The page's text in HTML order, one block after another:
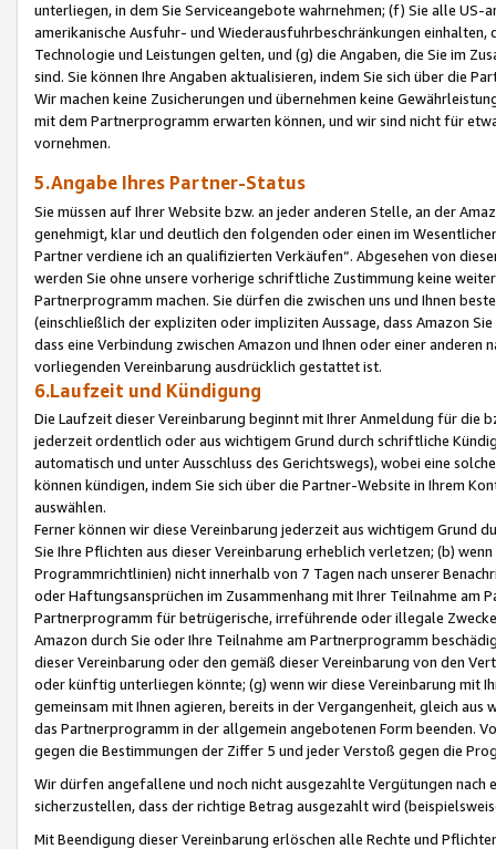
unterliegen, in dem Sie Serviceangebote wahrnehmen; (f) Sie alle
amerikanische Ausfuhr- und Wiederausfuhrbeschränkungen
Technologie und Leistungen gelten, und (g) die Angaben, die Sie im
sind. Sie können Ihre Angaben aktualisieren, indem Sie sich über die
Wir machen keine Zusicherungen und übernehmen keine
mit dem Partnerprogramm erwarten können, und wir sind nicht für
vornehmen.
5.Angabe Ihres Partner-Status
Sie müssen auf Ihrer Website bzw. an jeder anderen Stelle, an der
genehmigt, klar und deutlich den folgenden oder einen im
Partner verdiene ich an qualifizierten Verkäufen“. Abgesehen von
werden Sie ohne unsere vorherige schriftliche Zustimmung keine
Partnerprogramm machen. Sie dürfen die zwischen uns und Ihnen
(einschließlich der expliziten oder impliziten Aussage, dass Amazon
dass eine Verbindung zwischen Amazon und Ihnen oder einer
vorliegenden Vereinbarung ausdrücklich gestattet ist.
6.Laufzeit und Kündigung
Die Laufzeit dieser Vereinbarung beginnt mit Ihrer Anmeldung für die
jederzeit ordentlich oder aus wichtigem Grund durch schriftliche
automatisch und unter Ausschluss des Gerichtswegs), wobei eine
können kündigen, indem Sie sich über die Partner-Website in Ihrem
auswählen.
Ferner können wir diese Vereinbarung jederzeit aus wichtigem Grund
Sie Ihre Pflichten aus dieser Vereinbarung erheblich verletzen; (b)
Programmrichtlinien) nicht innerhalb von 7 Tagen nach unserer
oder Haftungsansprüchen im Zusammenhang mit Ihrer Teilnahme am
Partnerprogramm für betrügerische, irreführende oder illegale
Amazon durch Sie oder Ihre Teilnahme am Partnerprogramm
dieser Vereinbarung oder den gemäß dieser Vereinbarung von den
oder künftig unterliegen könnte; (g) wenn wir diese Vereinbarung mit
gemeinsam mit Ihnen agieren, bereits in der Vergangenheit, gleich
das Partnerprogramm in der allgemein angebotenen Form beenden.
gegen die Bestimmungen der Ziffer 5 und jeder Verstoß gegen die
Wir dürfen angefallene und noch nicht ausgezahlte Vergütungen
sicherzustellen, dass der richtige Betrag ausgezahlt wird
Mit Beendigung dieser Vereinbarung erlöschen alle Rechte und